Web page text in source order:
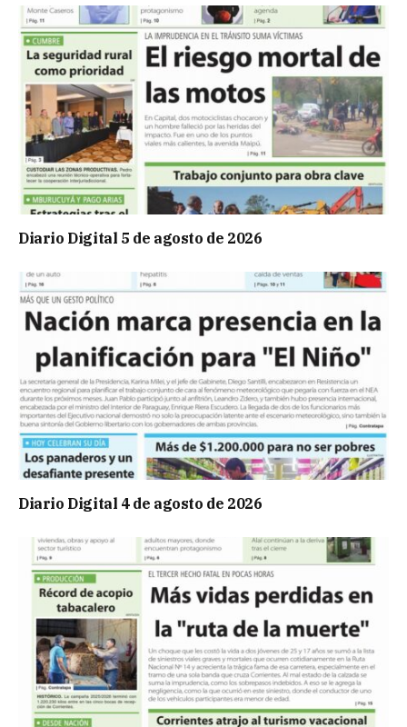
Diario Digital 5 de agosto de 2026
Diario Digital 4 de agosto de 2026